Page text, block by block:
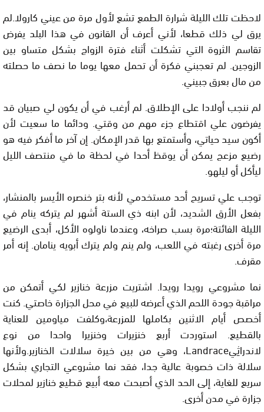
لاحظت تلك الليلة شرارة الطمع تشع لأول مرة من عيني كارولا.لم
يرق لي ذلك قطعا، لأني أعرف أن القانون في هذا البلد يفرض
تقاسم الثروة التي تشكلت أثناء فترة الزواج بشكل متساو بين
الزوجين. لم تعجبني فكرة أن تحمل معها يوما ما نصف ما حصلته
من مال بعرق جبيني.
لم ننجب أولادا على الإطلاق. لم أرغب في أن يكون لي صبيان قد
يفرضون علي اقتطاع جزء مهم من وقتي. ودائما ما سعيت لأن
أكون سيد حياتي، وأستمتع بها قدر الإمكان. إن آخر ما أفكر فيه هو
رضيع مزعج يمكن أن يوقظ أحدا في لحظة ما في منتصف الليل
ليأكل أو ليلهو.
توجب علي تسريح أحد مستخدمي لأنه بتر خنصره الأيسر بالمنشار،
بفعل الأرق الشديد، لأن ابنه ذي الستة أشهر لم يتركه ينام في
الليلة الفائتة؛مرة بسب صراخه، وعندما ناولوه الأكل، أبدى الرضيع
مرة أخرى رغبته في اللعب، ولم ينم ولم يترك أبويه ينامان. إنه أمر
مقرف.
نما مشروعي رويدا رويدا. اشتريت مزرعة خنازير لكي أتمكن من
مراقبة جودة اللحم الذي أعرضه للبيع في محل الجزارة خاصتي. كنت
أخصص أيام الاثنين بكاملها للمزرعة،وكلفت مياومين للعناية
بالقطيع. استوردت أربع خنزيرات وخنزيرا واحدا من نوع
لاندراثِيLandrace، وهي من بين خيرة سلالات الخنازير.ولأنها
سلالة ذات خصوبة عالية جدا، فقد نما مشروعي التجاري بشكل
سريع للغاية، إلى الحد الذي أصبحت معه أبيع قطيع خنازير لمحلات
جزارة في مدن أخرى.